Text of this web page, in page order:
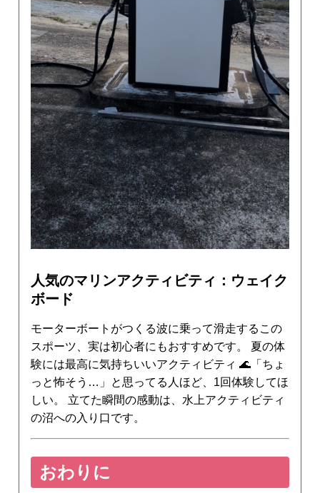
人気のマリンアクティビティ：ウェイク
ボード
モーターボートがつくる波に乗って滑走するこの
スポーツ、実は初心者にもおすすめです。 夏の体
験には最高に気持ちいいアクティビティ 🌊「ちょ
っと怖そう…」と思ってる人ほど、1回体験してほ
しい。 立てた瞬間の感動は、水上アクティビティ
の沼への入り口です。
おわりに